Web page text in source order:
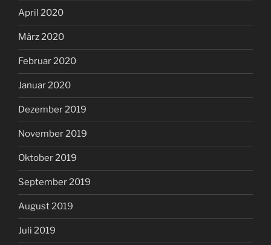
April 2020
März 2020
Februar 2020
Januar 2020
Dezember 2019
November 2019
Oktober 2019
September 2019
August 2019
Juli 2019